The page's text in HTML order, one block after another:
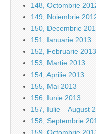
148, Octombrie
149, Noiembrie
150, Decembrie
151, Ianuarie 2013
152, Februarie 2013
153, Martie 2013
154, Aprilie 2013
155, Mai 2013
156, Iunie 2013
157, Iulie – August
158, Septembrie